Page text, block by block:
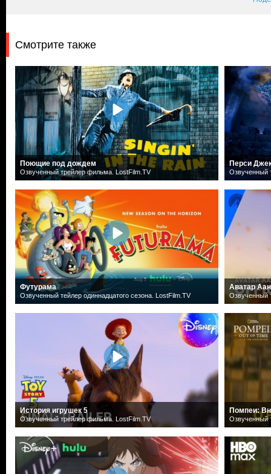
Смотрите также
Поющие под дождем
Озвученный трейлер фильма. LostFilm.TV
Футурама
Озвученный тейлер одиннадцатого сезона. LostFilm.TV
История игрушек 5
Озвученный трейлер фильма. LostFilm.TV
Перси
Озвученный
Аватар
Озвученный
Помпеи:
Озвученный